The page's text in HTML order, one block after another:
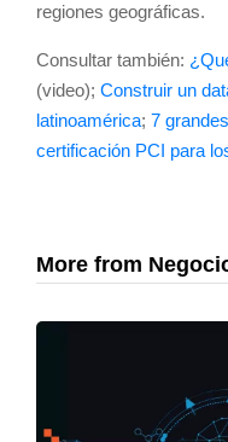
regiones geográficas.
Consultar también:
(video); Construir un
latinoamérica; 7
certificación PCI para
More from